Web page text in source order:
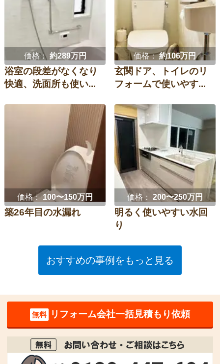
価格： 約289万円
浴室の段差がなくなり
快適、洗面所も使い...
価格：約106万円
玄関ドア、トイレのリ
フォームで使いやす...
価格：100〜150万円
築26年目の水漏れ
価格： 200〜250万円
明るく使いやすい水回
り
おすすめの事例をもっと見る
無料 リフォーム会社一括見積もり依頼